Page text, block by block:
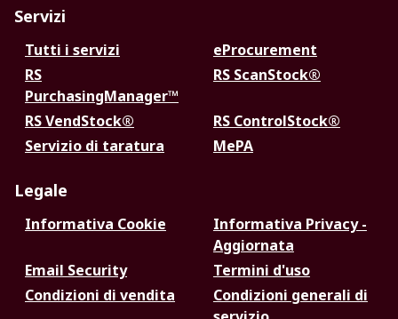
Servizi
Tutti i servizi
eProcurement
RS
PurchasingManager™
RS ScanStock®
RS VendStock®
RS ControlStock®
Servizio di taratura
MePA
Legale
Informativa Cookie
Informativa Privacy -
Aggiornata
Email Security
Termini d'uso
Condizioni di vendita
Condizioni generali di